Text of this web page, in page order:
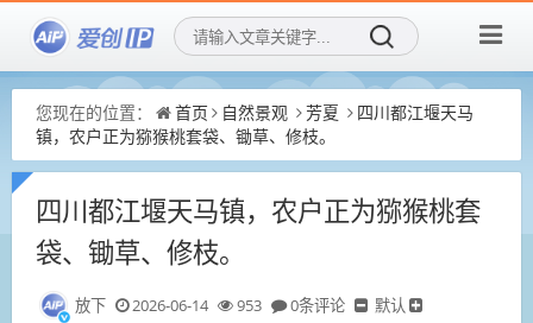
您现在的位置： 首页 自然景观 芳夏
四川都江堰天马
镇，农户正为猕猴桃套袋、锄草、修枝。
四川都江堰天马镇，农户正为猕猴桃套
袋、锄草、修枝。
放下 2026-06-14 953 0条评论 默认